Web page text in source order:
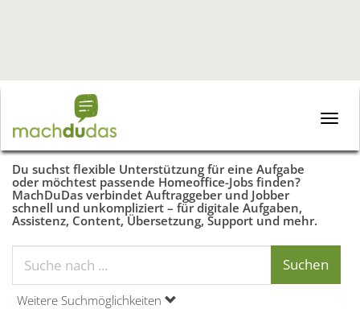
Toggle
Du suchst flexible Unterstützung für eine Aufgabe
oder möchtest passende Homeoffice-Jobs finden?
MachDuDas verbindet Auftraggeber und Jobber
schnell und unkompliziert – für digitale Aufgaben,
Assistenz, Content, Übersetzung, Support und mehr.
Weitere Suchmöglichkeiten